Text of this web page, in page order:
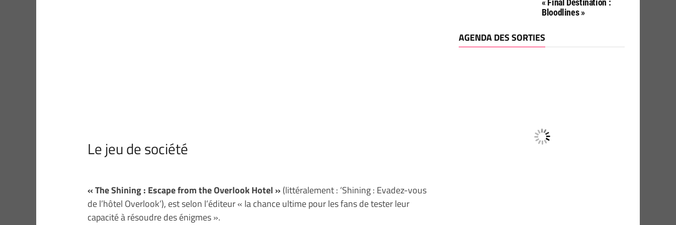
Le jeu de société
« The Shining : Escape from the Overlook Hotel » (littéralement : ‘Shining : Evadez-vous
de l’hôtel Overlook’), est selon l’éditeur « la chance ultime pour les fans de tester leur
capacité à résoudre des énigmes ».
« Final Destination :
Bloodlines »
AGENDA DES SORTIES